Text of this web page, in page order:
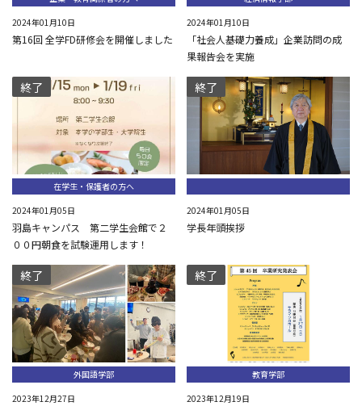
2024年01月10日
第16回 全学FD研修会を開催しました
2024年01月10日
「社会人基礎力養成」企業訪問の成
果報告会を実施
終了
在学生・保護者の方へ
2024年01月05日
羽島キャンパス 第二学生会館で２
００円朝食を試験運用します！
終了
2024年01月05日
学長年頭挨拶
終了
外国語学部
2023年12月27日
終了
教育学部
2023年12月19日